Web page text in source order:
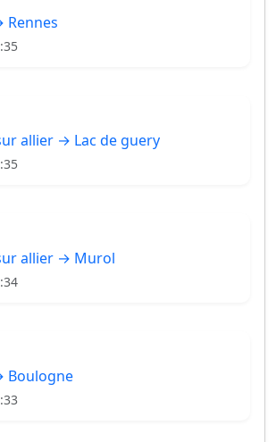
Rennes
allier → Lac de guery
allier → Murol
Boulogne